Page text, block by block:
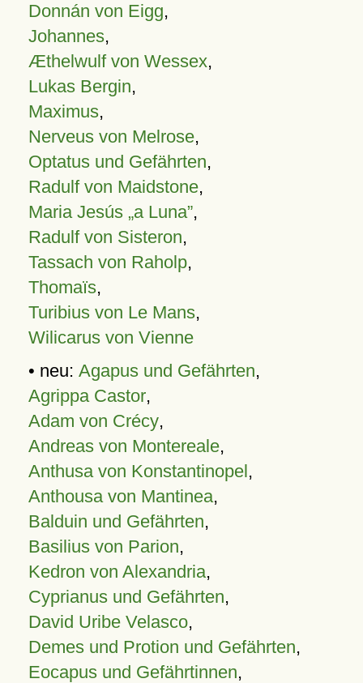
Donnán von Eigg,
Johannes,
Æthelwulf von Wessex,
Lukas Bergin,
Maximus,
Nerveus von Melrose,
Optatus und Gefährten,
Radulf von Maidstone,
Maria Jesús „a Luna”,
Radulf von Sisteron,
Tassach von Raholp,
Thomaïs,
Turibius von Le Mans,
Wilicarus von Vienne
• neu: Agapus und Gefährten,
Agrippa Castor,
Adam von Crécy,
Andreas von Montereale,
Anthusa von Konstantinopel,
Anthousa von Mantinea,
Balduin und Gefährten,
Basilius von Parion,
Kedron von Alexandria,
Cyprianus und Gefährten,
David Uribe Velasco,
Demes und Protion und Gefährten,
Eocapus und Gefährtinnen,